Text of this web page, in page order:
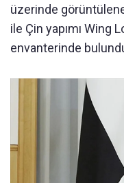
üzerinde
ile Çin yapımı Wing
envanterinde